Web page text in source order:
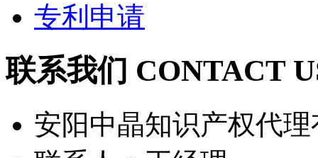
专利申请
联系我们 CONTACT
安阳中晶知识产权代